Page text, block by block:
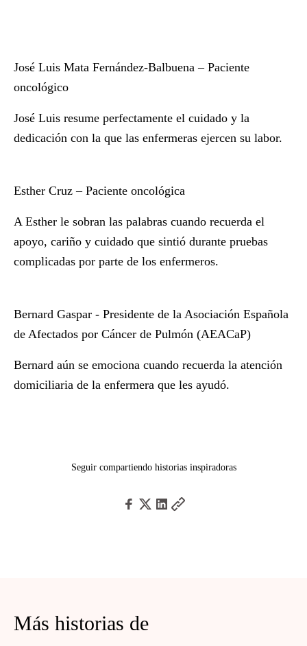
José Luis Mata Fernández-Balbuena – Paciente
oncológico
José Luis resume perfectamente el cuidado y la
dedicación con la que las enfermeras ejercen su labor.
Esther Cruz – Paciente oncológica
A Esther le sobran las palabras cuando recuerda el
apoyo, cariño y cuidado que sintió durante pruebas
complicadas por parte de los enfermeros.
Bernard Gaspar - Presidente de la Asociación Española
de Afectados por Cáncer de Pulmón (AEACaP)
Bernard aún se emociona cuando recuerda la atención
domiciliaria de la enfermera que les ayudó.
Seguir compartiendo historias inspiradoras
Más historias de